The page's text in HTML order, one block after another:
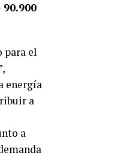
para el
energía
a
a